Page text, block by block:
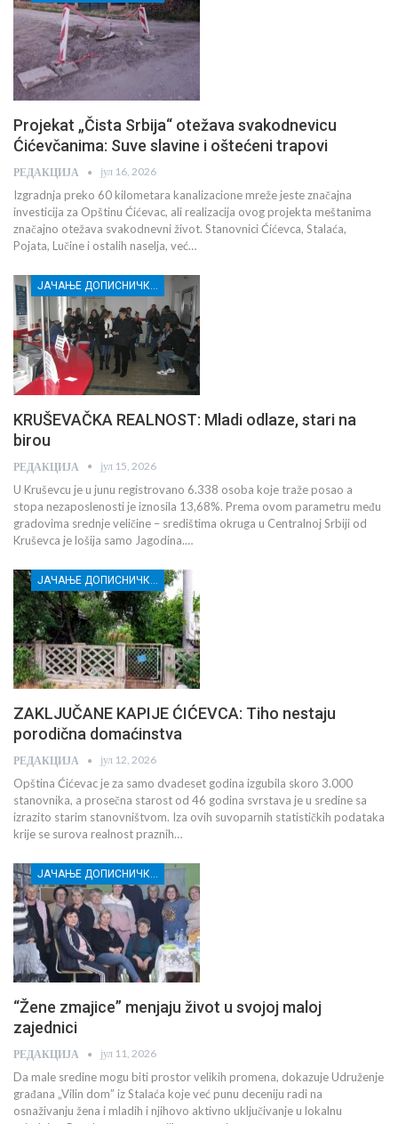
Projekat „Čista Srbija“ otežava svakodnevicu
Ćićevčanima: Suve slavine i oštećeni trapovi
РЕДАКЦИЈА јул 16, 2026
Izgradnja preko 60 kilometara kanalizacione mreže jeste značajna
investicija za Opštinu Ćićevac, ali realizacija ovog projekta meštanima
značajno otežava svakodnevni život. Stanovnici Ćićevca, Stalaća,
Pojata, Lučine i ostalih naselja, već…
ЈАЧАЊЕ ДОПИСНИЧКЕ МРЕЖЕ НЕЗАВИСНИХ МЕДИЈА У РАСИНСКОМ ОКРУГУ
KRUŠEVAČKA REALNOST: Mladi odlaze, stari na
birou
РЕДАКЦИЈА јул 15, 2026
U Kruševcu je u junu registrovano 6.338 osoba koje traže posao a
stopa nezaposlenosti je iznosila 13,68%. Prema ovom parametru među
gradovima srednje veličine – središtima okruga u Centralnoj Srbiji od
Kruševca je lošija samo Jagodina.…
ZAKLJUČANE KAPIJE ĆIĆEVCA: Tiho nestaju
porodična domaćinstva
РЕДАКЦИЈА јул 12, 2026
Opština Ćićevac je za samo dvadeset godina izgubila skoro 3.000
stanovnika, a prosečna starost od 46 godina svrstava je u sredine sa
izrazito starim stanovništvom. Iza ovih suvoparnih statističkih podataka
krije se surova realnost praznih…
ЈАЧАЊЕ ДОПИСНИЧКЕ МРЕЖЕ НЕЗАВИСНИХ МЕДИЈА У РАСИНСКОМ ОКРУГУ
“Žene zmajice” menjaju život u svojoj maloj
zajednici
РЕДАКЦИЈА јул 11, 2026
Da male sredine mogu biti prostor velikih promena, dokazuje Udruženje
građana „Vilin dom” iz Stalaća koje već punu deceniju radi na
osnaživanju žena i mladih i njihovo aktivno uključivanje u lokalnu